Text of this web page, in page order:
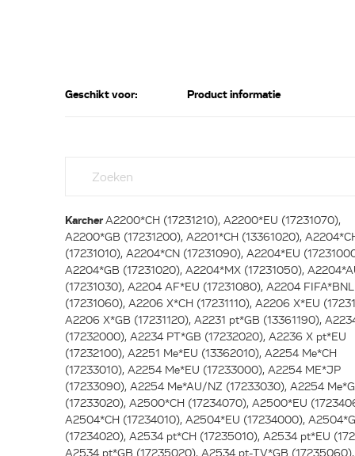
Geschikt voor: Product informatie
KarcherA2200*CH (17231210), A2200*EU (17231070),
A2200*GB (17231200), A2201*CH (13361020),
(17231010), A2204*CN (17231090), A2204*EU
A2204*GB (17231020), A2204*MX (17231050),
(17231030), A2204 AF*EU (17231080), A2204 FIFA*BNL
(17231060), A2206 X*CH (17231110), A2206 X*EU
A2206 X*GB (17231120), A2231 pt*GB (13361190),
(17232000), A2234 PT*GB (17232020), A2236 X pt*EU
(17232100), A2251 Me*EU (13362010), A2254 Me*CH
(17233010), A2254 Me*EU (17233000), A2254 ME*JP
(17233090), A2254 Me*AU/NZ (17233030), A2254
(17233020), A2500*CH (17234070), A2500*EU
A2504*CH (17234010), A2504*EU (17234000),
(17234020), A2534 pt*CH (17235010), A2534 pt*EU
A2534 pt*GB (17235020), A2534 pt-TV*GB